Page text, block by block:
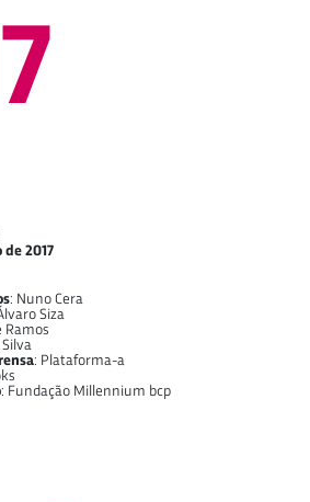
de 2017
: Nuno Cera
Siza
Ramos
: Plataforma-a
: Fundação Millennium bcp